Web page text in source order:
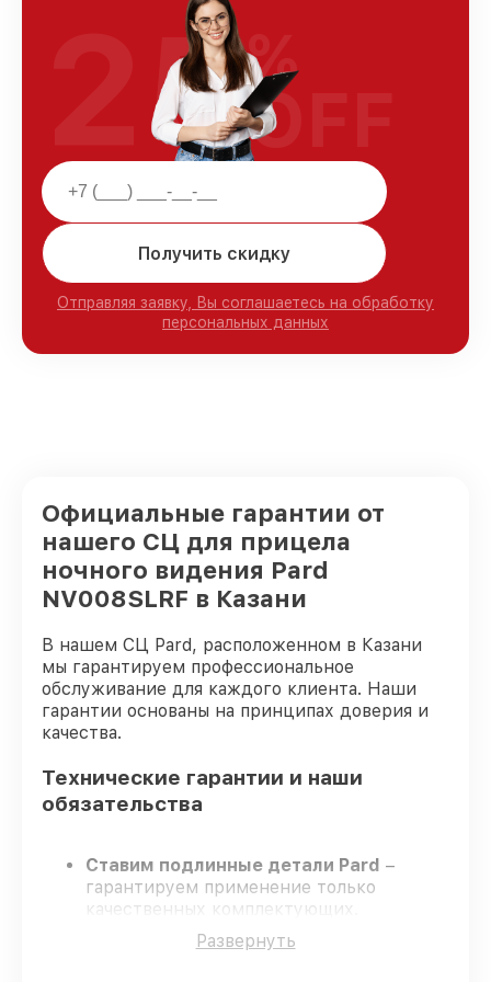
Получить скидку
Отправляя заявку, Вы соглашаетесь на обработку
персональных данных
25%
OFF
Официальные гарантии от
нашего СЦ для прицела
ночного видения Pard
NV008SLRF в Казани
В нашем СЦ Pard, расположенном в Казани
мы гарантируем профессиональное
обслуживание для каждого клиента. Наши
гарантии основаны на принципах доверия и
качества.
Технические гарантии и наши
обязательства
Ставим подлинные детали Pard –
гарантируем применение только
качественных комплектующих.
Опытные инженеры
постоянное обучение, что обеспечивает
Развернуть